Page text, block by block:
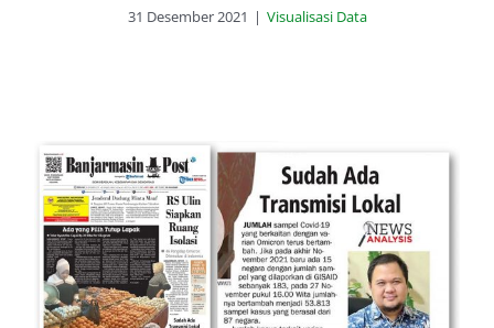
31 Desember 2021 | Visualisasi Data
Sudah Ada Transmisi Lokal Varian
Omicron (Banjarmasin Post, 28
Desember 2021)